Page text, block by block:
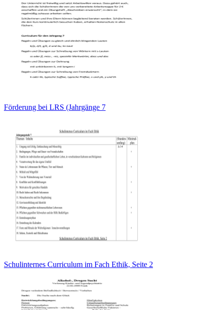
Förderung bei LRS (Jahrgänge 7
Schulinternes Curriculum im Fach Ethik, Seite 2